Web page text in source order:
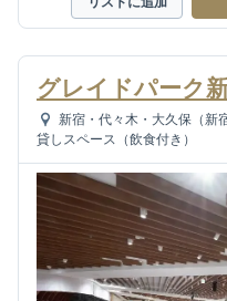
グレイドパーク
新宿・代々木・大久保（新
貸しスペース（飲食付き）